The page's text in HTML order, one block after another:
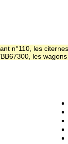
n°110, les
les